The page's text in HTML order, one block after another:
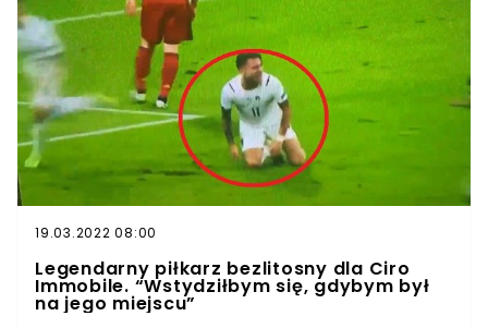
po przegranej w ⅛ finału z Anglią 0:2Po turnieju dojdzie
w składzie niemieckiej kadry do poważnych
zmianOdchodzi selekcjoner Joachim Loew, a także Toni
Kroos, który zdecydował się zakończyć karierę
reprezentacyjnąZdaniem “Bilda” także İlkay Gündoğan
rozważa zakończenie gry w narodowych
barwachNiemcy mają poważny problem po Euro 2020.
Kolejni gracze chcą zrezygnować z gry w narodowych
barwach. Po Tonim Kroosie również İlkay Gündoğan
zastanawia się nad zakończeniem reprezentacyjnej
kariery.
19.03.2022 08:00
Legendarny piłkarz bezlitosny dla Ciro
Immobile. “Wstydziłbym się, gdybym był
na jego miejscu”